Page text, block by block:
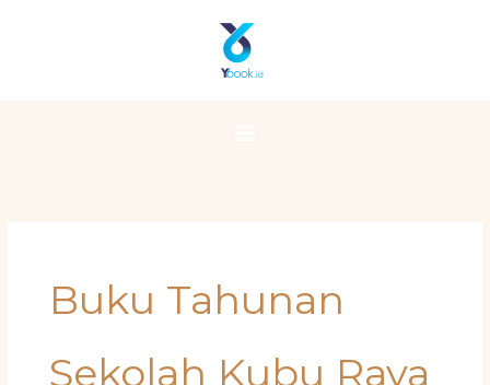
Main
Menu
Buku Tahunan
Sekolah Kubu Raya